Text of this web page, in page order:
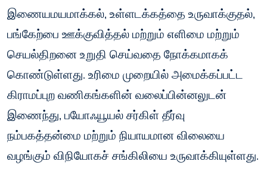
இணையமயமாக்கல், உள்ளடக்கத்தை உருவாக்குதல்,
பங்கேற்பை ஊக்குவித்தல் மற்றும் எளிமை மற்றும்
செயல்திறனை உறுதி செய்வதை நோக்கமாகக்
கொண்டுள்ளது. உரிமை முறையில் அமைக்கப்பட்ட
கிராமப்புற வணிகங்களின் வலைப்பின்னலுடன்
இணைந்து, பயோஃயூயல் சர்கிள் தீர்வு
நம்பகத்தன்மை மற்றும் நியாயமான விலையை
வழங்கும் விநியோகச் சங்கிலியை உருவாக்கியுள்ளது.